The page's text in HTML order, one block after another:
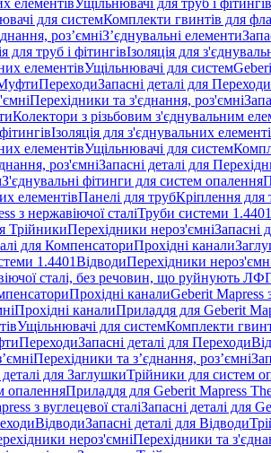
елементівУщільнювачі для труб і фітингів
для системКомплекти гвинтів для
роз’ємніЗ’єднувальні елементи
для труб і фітингівІзоляція для
елементівУщільнювачі для систем
ПереходиЗапасні деталі для Переходи
Перехідники та з'єднання, роз'ємні
Колектори з різьбовим з'єднувальним
Ізоляція для з'єднувальних
елементівУщільнювачі для систем
роз'ємніЗапасні деталі для
З'єднувальні фітинги для систем опалення
елементівПанелі для трубКріплення для
з нержавіючої сталіТруби системи 1.4401
ТрійникиПерехідники нероз'ємніЗапасні
для КомпенсаториПрохідні канали
1.4401ВідводиПерехідники
сталі, без речовин, що руйнують
Прохідні каналиGeberit Mapress
Прохідні каналиПриладдя для Geberit
Ущільнювачі для системКомплекти
ПереходиЗапасні деталі для Переходи
Перехідники та з’єднання, роз’ємні
деталі для ЗаглушкиТрійники для систем
опаленняПриладдя для Geberit Mapress
з вуглецевої сталіЗапасні деталі для
ВідводиЗапасні деталі для Відводи
нероз'ємніПерехідники та